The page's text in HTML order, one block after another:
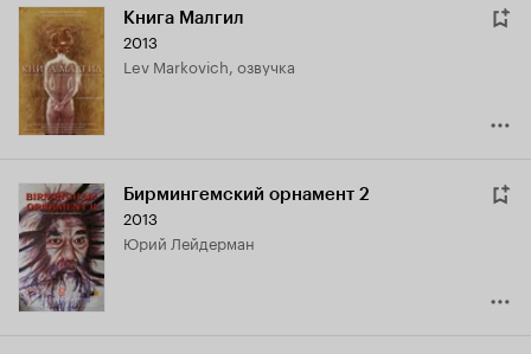
Книга Малгил
2013
Lev Markovich, озвучка
Бирмингемский орнамент 2
2013
Юрий Лейдерман